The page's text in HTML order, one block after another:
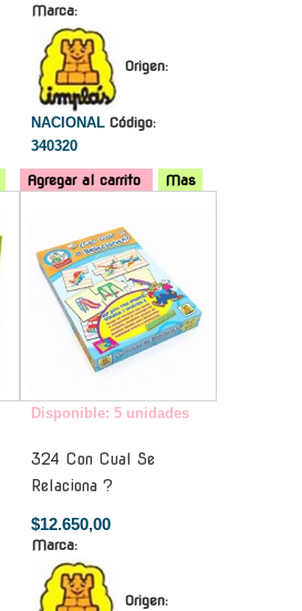
Marca:
Origen:
NACIONAL Código:
340320
Agregar al carrito
Mas
Disponible: 5 unidades
324 Con Cual Se
Relaciona ?
$12.650,00
Marca:
Origen: